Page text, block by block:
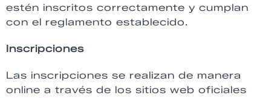
estén inscritos correctamente y cumplan
con el reglamento establecido.
Inscripciones
Las inscripciones se realizan de manera
online a través de los sitios web oficiales